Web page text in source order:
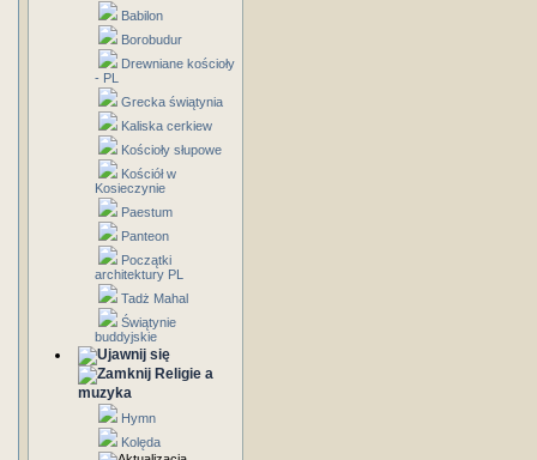
Babilon
Borobudur
Drewniane kościoły
- PL
Grecka świątynia
Kaliska cerkiew
Kościoły słupowe
Kościół w
Kosieczynie
Paestum
Panteon
Początki
architektury PL
Tadż Mahal
Świątynie
buddyjskie
Religie a
muzyka
Hymn
Kolęda